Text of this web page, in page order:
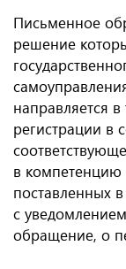
Письменное
решение
направляется
регистрации в
в компетенцию
поставленных
с
обращение, о